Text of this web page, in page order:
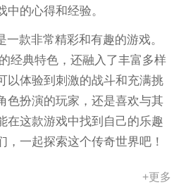
的心得和经验。
一款非常精彩和有趣的游戏。
经典特色，还融入了丰富多样
以体验到刺激的战斗和充满挑
色扮演的玩家，还是喜欢与其
在这款游戏中找到自己的乐趣
，一起探索这个传奇世界吧！
+更多